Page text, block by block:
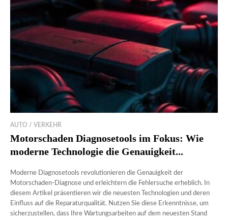
AUTO / VERKEHR
Motorschaden Diagnosetools im Fokus: Wie
moderne Technologie die Genauigkeit...
Moderne Diagnosetools revolutionieren die Genauigkeit der
Motorschaden-Diagnose und erleichtern die Fehlersuche erheblich. In
diesem Artikel präsentieren wir die neuesten Technologien und deren
Einfluss auf die Reparaturqualität. Nutzen Sie diese Erkenntnisse, um
sicherzustellen, dass Ihre Wartungsarbeiten auf dem neuesten Stand